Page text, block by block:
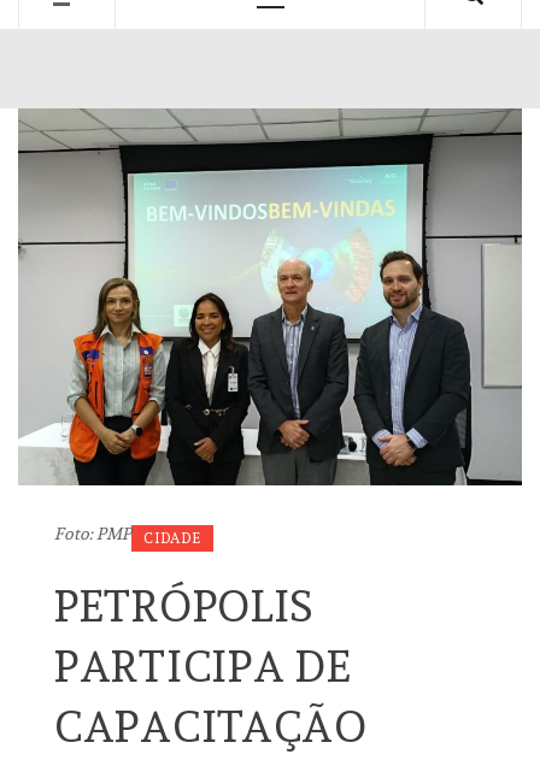
Foto: PMP CIDADE
PETRÓPOLIS
PARTICIPA DE
CAPACITAÇÃO